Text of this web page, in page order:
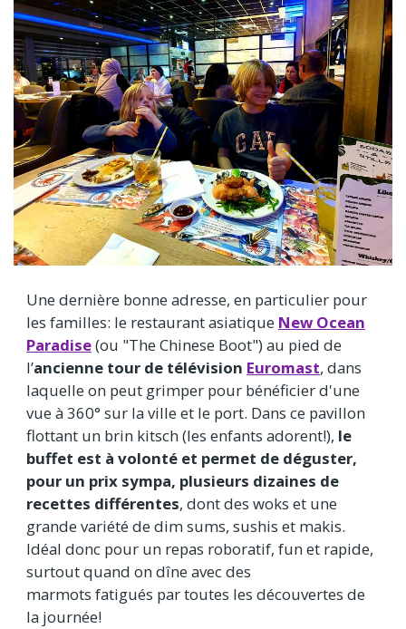
Une dernière bonne adresse, en particulier pour
les familles: le restaurant asiatique New Ocean
Paradise(ou "The Chinese Boot") au pied de
l’ancienne tour de télévision Euromast, dans
laquelle on peut grimper pour bénéficier d'une
vue à 360° sur la ville et le port. Dans ce pavillon
flottant un brin kitsch (les enfants adorent!), le
buffet est à volonté et permet de déguster,
pour un prix sympa, plusieurs dizaines de
recettes différentes, dont des woks et une
grande variété de dim sums, sushis et makis.
Idéal donc pour un repas roboratif, fun et rapide,
surtout quand on dîne avec des
marmots fatigués par toutes les découvertes de
la journée!